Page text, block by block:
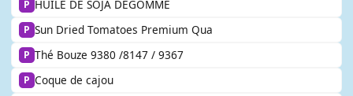
P HUILE DE SOJA DÉGOMMÉ
P Sun Dried Tomatoes Premium Qua
P Thé Bouze 9380 /8147 / 9367
P Coque de cajou